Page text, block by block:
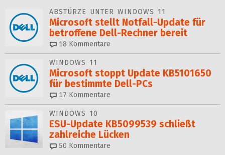
ABSTÜRZE UNTER WINDOWS 11
Microsoft stellt Notfall-Update für
betroffene Dell-Rechner bereit
18 Kommentare
WINDOWS 11
Microsoft stoppt Update KB5101650
für bestimmte Dell-PCs
17 Kommentare
WINDOWS 10
ESU-Update KB5099539 schließt
zahlreiche Lücken
50 Kommentare